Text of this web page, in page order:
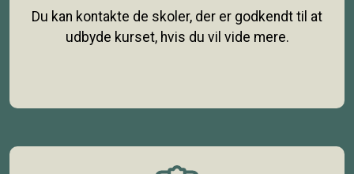
Du kan kontakte de skoler, der er godkendt til at
udbyde kurset, hvis du vil vide mere.